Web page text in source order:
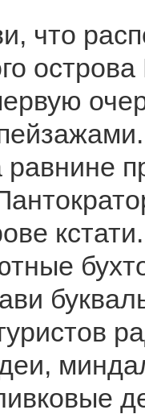
что